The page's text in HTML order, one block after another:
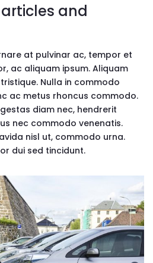
and
at pulvinar ac, tempor et
ac aliquam ipsum. Aliquam
Nulla in commodo
ac metus rhoncus commodo.
diam nec, hendrerit
nec commodo venenatis.
nisl ut, commodo urna.
dui sed tincidunt.